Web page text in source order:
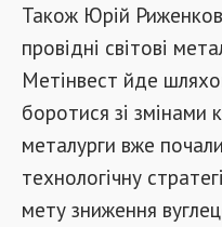
Також Юрій Риженков
провідні світові
Метінвест йде
боротися зі змінами
металурги вже
технологічну
мету зниження